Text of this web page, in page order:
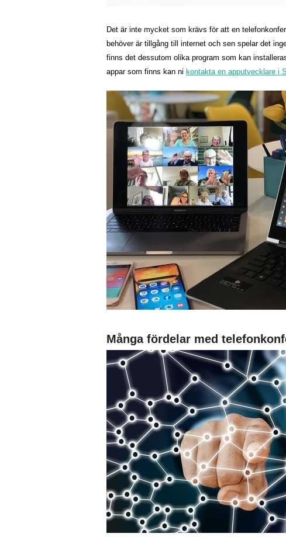
Det är inte mycket som krävs för att en
behöver är tillgång till internet och sen spelar det
finns det dessutom olika program som kan
appar som finns kan ni kontakta en apputvecklare i
Många fördelar med